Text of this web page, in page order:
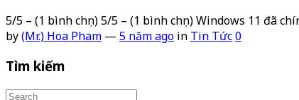
5/5 – (1 bình chọn) 5/5 – (1 bình chọn) Windows 11 đã
by(Mr.) Hoa Pham — 5 năm ago in Tin Tức0
Tìm kiếm